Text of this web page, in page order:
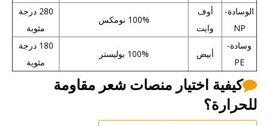
الوسادة-
NP
أوف
وايت
100% نومكس
280 درجة
مئوية
وسادة-
PE
أبيض 100% بوليستر
180 درجة
مئوية
كيفية اختيار منصات شعر مقاومة
للحرارة؟